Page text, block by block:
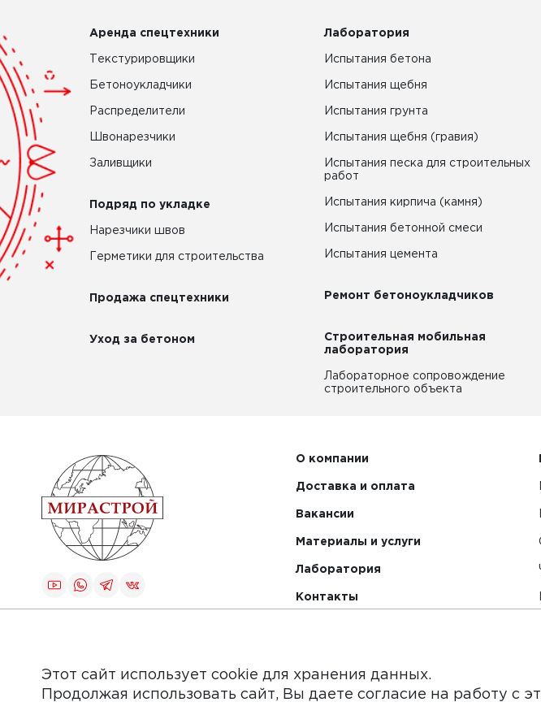
Аренда спецтехники
Текстурировщики
Бетоноукладчики
Распределители
Швонарезчики
Заливщики
Подряд по укладке
Нарезчики швов
Герметики для строительства
Продажа спецтехники
Уход за бетоном
Лаборатория
Испытания бетона
Испытания щебня
Испытания грунта
Испытания щебня (гравия)
Испытания песка для строительных
работ
Испытания кирпича (камня)
Испытания бетонной смеси
Испытания цемента
Ремонт бетоноукладчиков
Строительная мобильная
лаборатория
Лабораторное сопровождение
строительного объекта
О компании
Доставка и оплата
Вакансии
Материалы и услуги
Лаборатория
Контакты
Обращаем Ваше внимание на то, что данный интернет-сайт и его
Этот сайт использует cookie для хранения данных.
Продолжая использовать сайт, Вы даете согласие на работу с